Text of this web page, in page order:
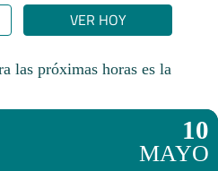
VER HOY
las próximas horas es la
10
MAYO